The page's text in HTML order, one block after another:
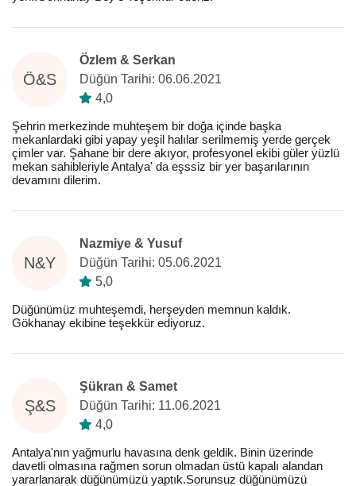
Ö&S
Özlem & Serkan
Düğün Tarihi: 06.06.2021
4,0
Şehrin merkezinde muhteşem bir doğa içinde başka
mekanlardaki gibi yapay yeşil halılar serilmemiş yerde gerçek
çimler var. Şahane bir dere akıyor, profesyonel ekibi güler yüzlü
mekan sahibleriyle Antalya' da eşssiz bir yer başarılarının
devamını dilerim.
N&Y
Nazmiye & Yusuf
Düğün Tarihi: 05.06.2021
5,0
Düğünümüz muhteşemdi, herşeyden memnun kaldık.
Gökhanay ekibine teşekkür ediyoruz.
Ş&S
Şükran & Samet
Düğün Tarihi: 11.06.2021
4,0
Antalya'nın yağmurlu havasına denk geldik. Binin üzerinde
davetli olmasına rağmen sorun olmadan üstü kapalı alandan
yararlanarak düğünümüzü yaptık.Sorunsuz düğünümüzü